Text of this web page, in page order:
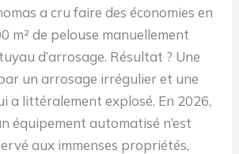
a cru faire des économies en
m² de pelouse manuellement
d’arrosage. Résultat ? Une
un arrosage irrégulier et une
a littéralement explosé. En 2026,
équipement automatisé n’est
aux immenses propriétés,